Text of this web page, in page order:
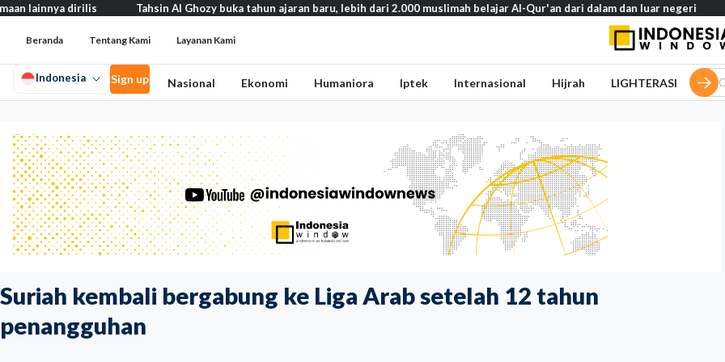
Suriah kembali bergabung ke Liga Arab setelah 12 tahun
penangguhan
Tahsin Al Ghozy buka tahun ajaran baru, lebih dari 2.000 muslimah belajar Al-Qur'an dari dalam dan luar negeri Basarnas
Beranda Tentang Kami Layanan Kami
Indonesia Sign up Nasional Ekonomi Humaniora Iptek Internasional Hijrah LIGHTERASI